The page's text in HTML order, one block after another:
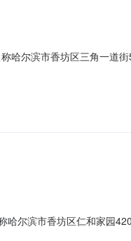
哈尔滨市香坊区三角一道
10/24是否自动延期是
哈尔滨市香坊区仁和家园